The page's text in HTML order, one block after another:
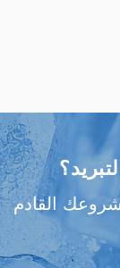
القادم